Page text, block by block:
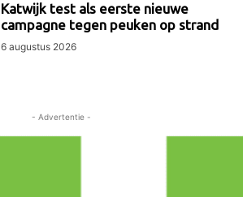
Katwijk test als eerste nieuwe
campagne tegen peuken op strand
6 augustus 2026
- Advertentie -